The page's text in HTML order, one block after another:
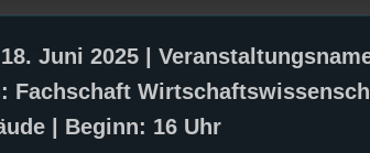
Juni 2025 |
Fachschaft
| Beginn: 16 Uhr